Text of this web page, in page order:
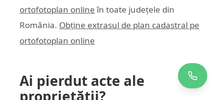
ortofotoplan online în toate județele din
România. Obține extrasul de plan cadastral pe
ortofotoplan online
Ai pierdut acte ale
proprietății?